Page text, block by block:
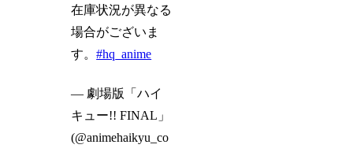
在庫状況が異なる
場合がございま
す。#hq_anime
— 劇場版「ハイ
キュー!! FINAL」
(@animehaikyu_co